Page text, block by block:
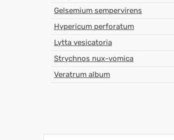
Gelsemium sempervirens
Hypericum perforatum
Lytta vesicatoria
Strychnos nux-vomica
Veratrum album